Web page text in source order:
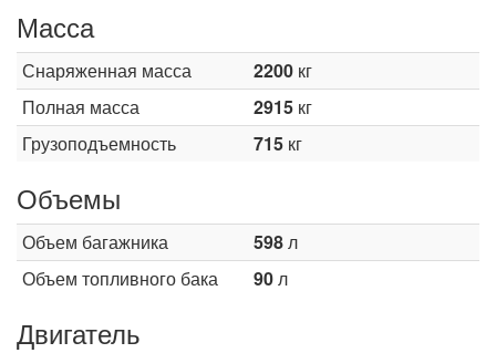
Масса
Снаряженная масса 2200 кг
Полная масса
2915 кг
Грузоподъемность
715 кг
Объемы
Объем багажника 598л
Объем топливного бака
90л
Двигатель